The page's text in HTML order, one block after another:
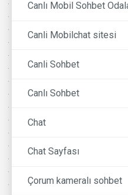
Canlı Mobil Sohbet
Canli Mobilchat sitesi
Canli Sohbet
Canlı Sohbet
Chat
Chat Sayfası
Çorum kameralı sohbet